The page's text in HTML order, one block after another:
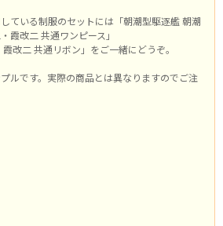
ている制服のセットには「朝潮型駆逐艦 朝潮
霞改二 共通ワンピース」
改二 共通リボン」をご一緒にどうぞ。
ルです。実際の商品とは異なりますのでご注